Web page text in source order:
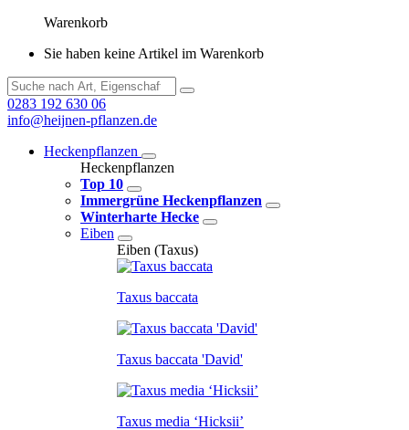
Warenkorb
Sie haben keine Artikel im Warenkorb
0283 192 630 06
info@heijnen-pflanzen.de
Heckenpflanzen
Heckenpflanzen
Top 10
Immergrüne Heckenpflanzen
Winterharte Hecke
Eiben
Eiben (Taxus)
Taxus baccata
Taxus baccata 'David'
Taxus media ‘Hicksii’